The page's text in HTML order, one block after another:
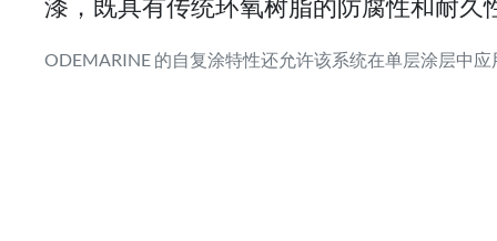
漆，既具有传统环氧树脂的防腐性和耐久
ODEMARINE 的自复涂特性还允许该系统在单层涂层中